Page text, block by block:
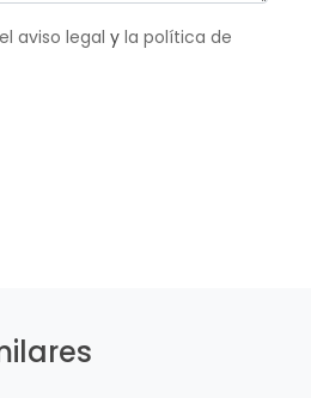
el aviso legal y la política de